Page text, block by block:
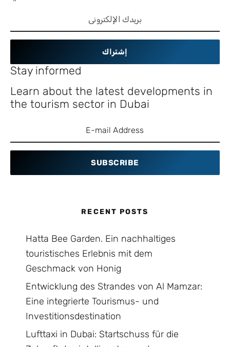
إشتراك
Stay informed
Learn about the latest developments in
the tourism sector in Dubai
SUBSCRIBE
RECENT POSTS
Hatta Bee Garden. Ein nachhaltiges
touristisches Erlebnis mit dem
Geschmack von Honig
Entwicklung des Strandes von Al Mamzar:
Eine integrierte Tourismus- und
Investitionsdestination
Lufttaxi in Dubai: Startschuss für die